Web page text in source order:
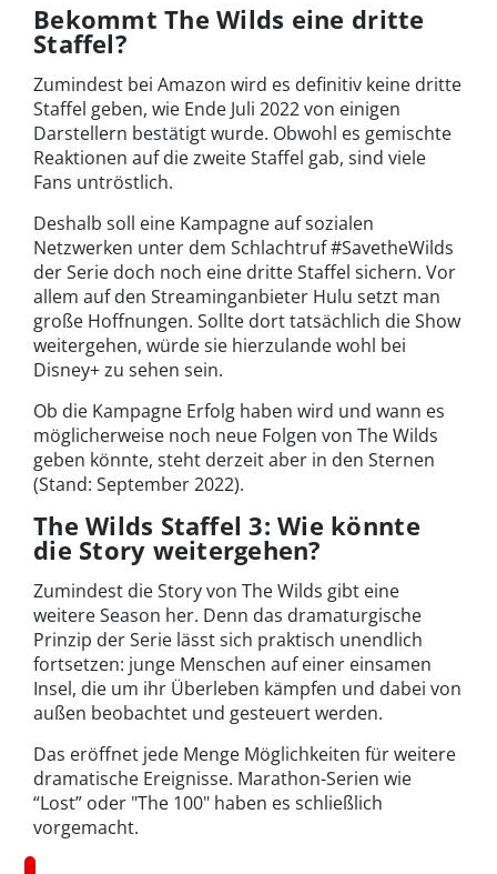
Bekommt The Wilds eine dritte
Staffel?
Zumindest bei Amazon wird es definitiv keine dritte
Staffel geben, wie Ende Juli 2022 von einigen
Darstellern bestätigt wurde. Obwohl es gemischte
Reaktionen auf die zweite Staffel gab, sind viele
Fans untröstlich.
Deshalb soll eine Kampagne auf sozialen
Netzwerken unter dem Schlachtruf #SavetheWilds
der Serie doch noch eine dritte Staffel sichern. Vor
allem auf den Streaminganbieter Hulu setzt man
große Hoffnungen. Sollte dort tatsächlich die Show
weitergehen, würde sie hierzulande wohl bei
Disney+ zu sehen sein.
Ob die Kampagne Erfolg haben wird und wann es
möglicherweise noch neue Folgen von The Wilds
geben könnte, steht derzeit aber in den Sternen
(Stand: September 2022).
The Wilds Staffel 3: Wie könnte
die Story weitergehen?
Zumindest die Story von The Wilds gibt eine
weitere Season her. Denn das dramaturgische
Prinzip der Serie lässt sich praktisch unendlich
fortsetzen: junge Menschen auf einer einsamen
Insel, die um ihr Überleben kämpfen und dabei von
außen beobachtet und gesteuert werden.
Das eröffnet jede Menge Möglichkeiten für weitere
dramatische Ereignisse. Marathon-Serien wie
“Lost” oder "The 100" haben es schließlich
vorgemacht.